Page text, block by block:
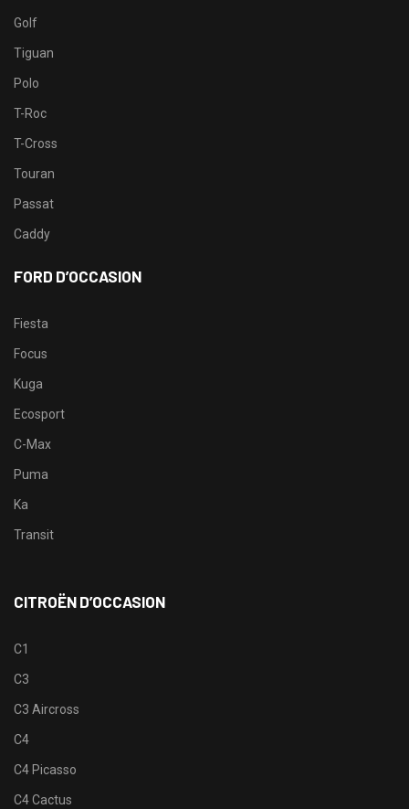
Golf
Tiguan
Polo
T-Roc
T-Cross
Touran
Passat
Caddy
FORD D’OCCASION
Fiesta
Focus
Kuga
Ecosport
C-Max
Puma
Ka
Transit
CITROËN D’OCCASION
C1
C3
C3 Aircross
C4
C4 Picasso
C4 Cactus